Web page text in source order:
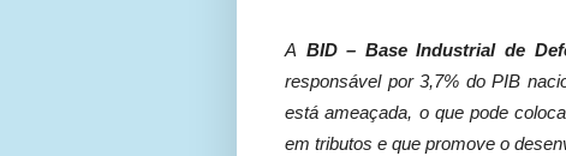
A BID – Base Industrial de
responsável por 3,7% do PIB
está ameaçada, o que pode
em tributos e que promove o